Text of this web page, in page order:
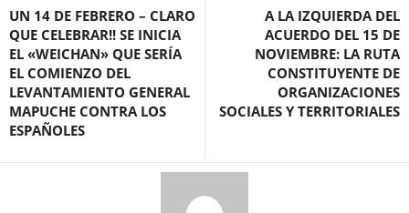
UN 14 DE FEBRERO – CLARO
QUE CELEBRAR!! SE INICIA
EL «WEICHAN» QUE SERÍA
EL COMIENZO DEL
LEVANTAMIENTO GENERAL
MAPUCHE CONTRA LOS
ESPAÑOLES
A LA IZQUIERDA DEL
ACUERDO DEL 15 DE
NOVIEMBRE: LA RUTA
CONSTITUYENTE DE
ORGANIZACIONES
SOCIALES Y TERRITORIALES